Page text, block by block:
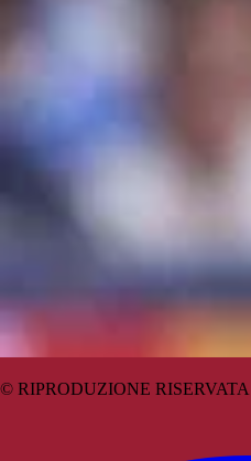
© RIPRODUZIONE RISERVATA